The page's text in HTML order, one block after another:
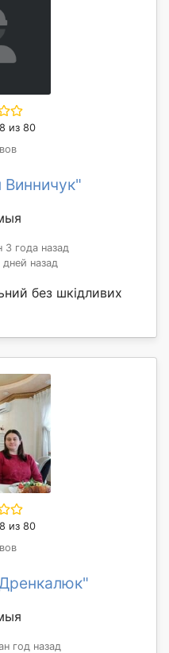
из 80
Винничук"
3 года назад
назад
без шкідливих
из 80
год назад